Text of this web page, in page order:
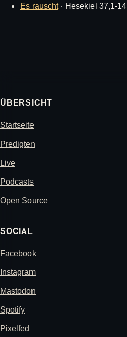
Es rauscht· Hesekiel 37,1-14
ÜBERSICHT
Startseite
Predigten
Live
Podcasts
Open Source
SOCIAL
Facebook
Instagram
Mastodon
Spotify
Pixelfed